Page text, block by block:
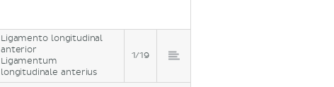
Ligamento longitudinal
anterior
Ligamentum
longitudinale anterius
1/19